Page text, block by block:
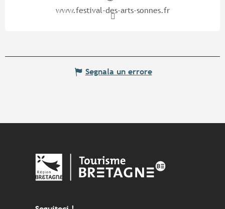
www.festival-des-arts-sonnes.fr
Segnala un errore